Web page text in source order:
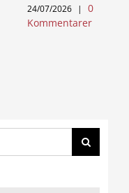
24/07/2026 |
0
Kommentarer